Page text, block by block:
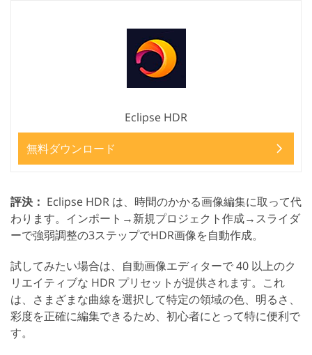
Eclipse HDR
無料ダウンロード
評決： Eclipse HDR は、時間のかかる画像編集に取って代
わります。インポート→新規プロジェクト作成→スライダ
ーで強弱調整の3ステップでHDR画像を自動作成。
試してみたい場合は、自動画像エディターで 40 以上のク
リエイティブな HDR プリセットが提供されます。これ
は、さまざまな曲線を選択して特定の領域の色、明るさ、
彩度を正確に編集できるため、初心者にとって特に便利で
す。